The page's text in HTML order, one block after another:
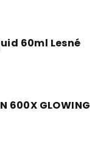
60ml Lesné
600X GLOWING